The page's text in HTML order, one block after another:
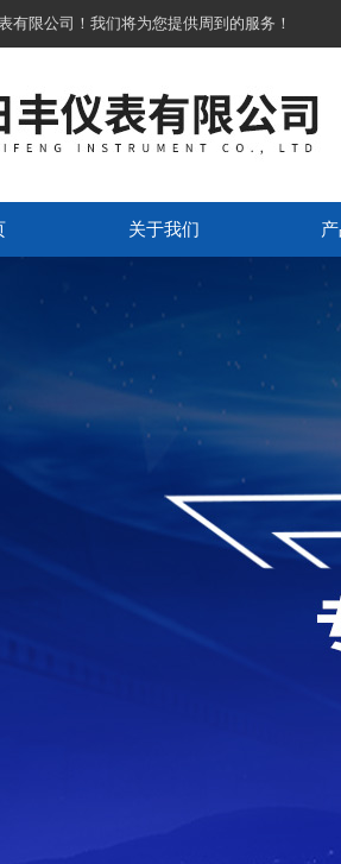
有限公司！我们将为您提供周到的服务！
关于我们